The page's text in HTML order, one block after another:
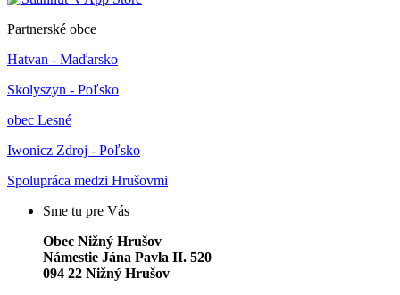
Partnerské obce
Hatvan - Maďarsko
Skolyszyn - Poľsko
obec Lesné
Iwonicz Zdroj - Poľsko
Spolupráca medzi Hrušovmi
Sme tu pre Vás
Obec Nižný Hrušov
Námestie Jána Pavla II. 520
094 22 Nižný Hrušov